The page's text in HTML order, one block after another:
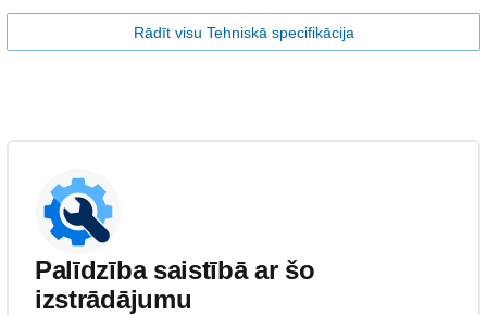
Rādīt visu Tehniskā specifikācija
Palīdzība saistībā ar šo
izstrādājumu